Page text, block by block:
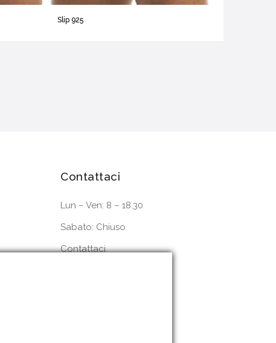
Slip 925
Contattaci
Lun – Ven: 8 – 18.30
Sabato: Chiuso
Contattaci